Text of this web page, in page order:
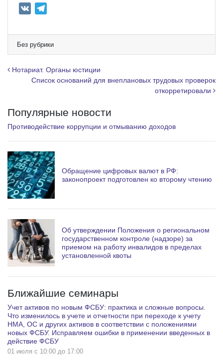
e
g
r
a
Без рубрики
Навигация по записям
Нотариат. Органы юстиции
Список оснований для внеплановых трудовых проверок
откорретировали
Популярные новости
Противодействие коррупции и отмыванию доходов
Обращение цифровых валют в РФ:
законопроект подготовлен ко второму чтению
Об утверждении Положения о региональном
государственном контроле (надзоре) за
приемом на работу инвалидов в пределах
установленной квоты
Ближайшие семинары
Учет активов по новым ФСБУ: практика и сложные вопросы.
Что изменилось в учете и отчетности при переходе к учету
НМА, ОС и других активов в соответствии с положениями
новых ФСБУ. Исправляем ошибки в применении введенных в
действие ФСБУ
01 июля c 10:00 до 17:00